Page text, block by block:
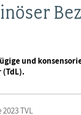
und
TVL